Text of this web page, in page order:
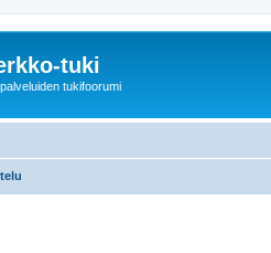
tuki
tukifoorumi